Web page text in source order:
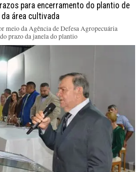
para encerramento do plantio de
área cultivada
meio da Agência de Defesa Agropecuária
prazo da janela do plantio